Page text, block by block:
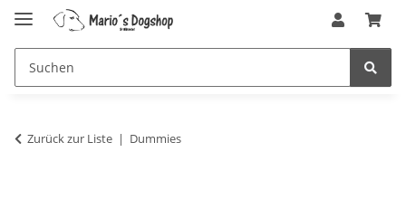
Zurück zur Liste Dummies